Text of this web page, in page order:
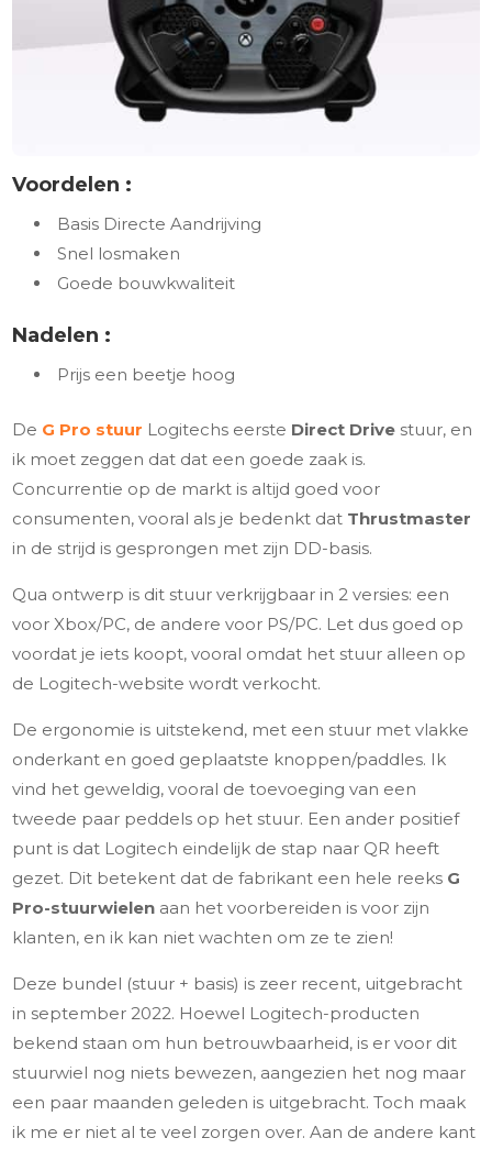
Voordelen :
Basis Directe Aandrijving
Snel losmaken
Goede bouwkwaliteit
Nadelen :
Prijs een beetje hoog
De G Pro stuur Logitechs eerste Direct Drive stuur, en
ik moet zeggen dat dat een goede zaak is.
Concurrentie op de markt is altijd goed voor
consumenten, vooral als je bedenkt dat Thrustmaster
in de strijd is gesprongen met zijn DD-basis.
Qua ontwerp is dit stuur verkrijgbaar in 2 versies: een
voor Xbox/PC, de andere voor PS/PC. Let dus goed op
voordat je iets koopt, vooral omdat het stuur alleen op
de Logitech-website wordt verkocht.
De ergonomie is uitstekend, met een stuur met vlakke
onderkant en goed geplaatste knoppen/paddles. Ik
vind het geweldig, vooral de toevoeging van een
tweede paar peddels op het stuur. Een ander positief
punt is dat Logitech eindelijk de stap naar QR heeft
gezet. Dit betekent dat de fabrikant een hele reeks G
Pro-stuurwielen aan het voorbereiden is voor zijn
klanten, en ik kan niet wachten om ze te zien!
Deze bundel (stuur + basis) is zeer recent, uitgebracht
in september 2022. Hoewel Logitech-producten
bekend staan om hun betrouwbaarheid, is er voor dit
stuurwiel nog niets bewezen, aangezien het nog maar
een paar maanden geleden is uitgebracht. Toch maak
ik me er niet al te veel zorgen over. Aan de andere kant